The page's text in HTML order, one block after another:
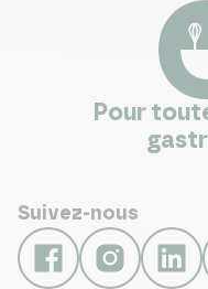
Pour
Suivez-nous